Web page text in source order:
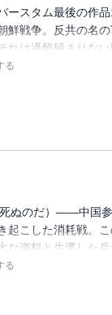
ースタム最後の作
戦争。反共の名の
れは過酷極まりない
トルーマン、マッカ
の一手になるか?
をかえる?仁川上
る
死ぬのだ）――中国
起こした消耗戦。
な資料と生還した兵
義を新たな視点から
る